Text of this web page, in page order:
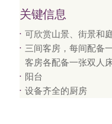
关键信息
可欣赏山景、街景和
三间客房，每间配备
客房各配备一张双人
阳台
设备齐全的厨房